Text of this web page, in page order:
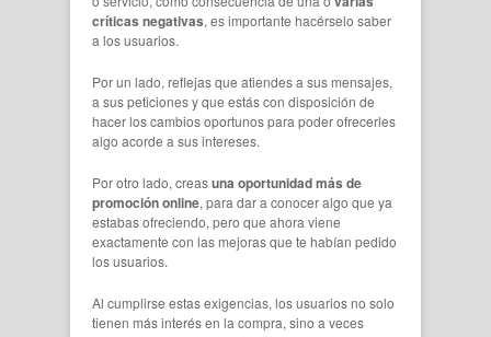
críticas negativas, es importante hacérselo saber
a los usuarios.
Por un lado, reflejas que atiendes a sus mensajes,
a sus peticiones y que estás con disposición de
hacer los cambios oportunos para poder ofrecerles
algo acorde a sus intereses.
Por otro lado, creasuna oportunidad más de
promoción online, para dar a conocer algo que ya
estabas ofreciendo, pero que ahora viene
exactamente con las mejoras que te habían pedido
los usuarios.
Al cumplirse estas exigencias, los usuarios no solo
tienen más interés en la compra, sino a veces